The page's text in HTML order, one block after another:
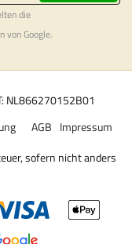
die
von Google.
NL866270152B01
Impressum
AGB
sofern nicht anders